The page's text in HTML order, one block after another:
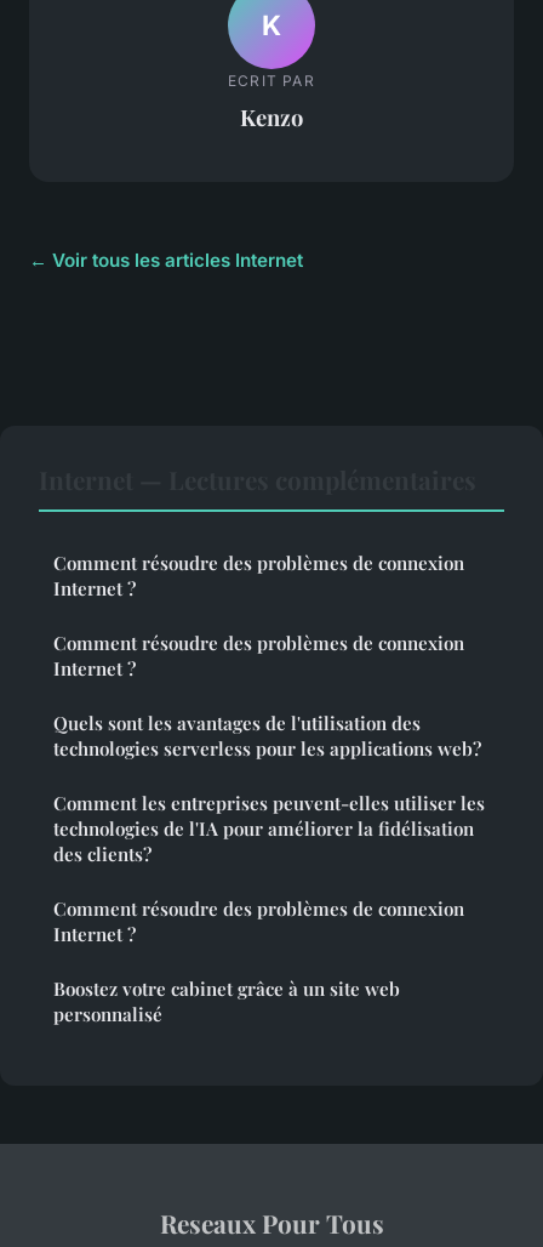
K
ECRIT PAR
Kenzo
← Voir tous les articles Internet
Comment résoudre des problèmes de connexion
Internet ?
Comment résoudre des problèmes de connexion
Internet ?
Quels sont les avantages de l'utilisation des
technologies serverless pour les applications web?
Comment les entreprises peuvent-elles utiliser les
technologies de l'IA pour améliorer la fidélisation
des clients?
Comment résoudre des problèmes de connexion
Internet ?
Boostez votre cabinet grâce à un site web
personnalisé
Reseaux Pour Tous